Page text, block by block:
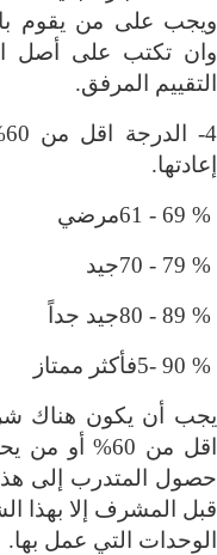
ويجب على من يقوم
وان تكتب على أصل
التقييم المرفق.
إعادتها.
61 - 69 %مرضي
70 - 79 %جيد
80 - 89 %جيد جداً
5- 90 %فأكثر ممتاز
يجب أن يكون هناك
حصول المتدرب إلى
قبل المشرف إلا بهذا
الوحدات التي عمل بها.